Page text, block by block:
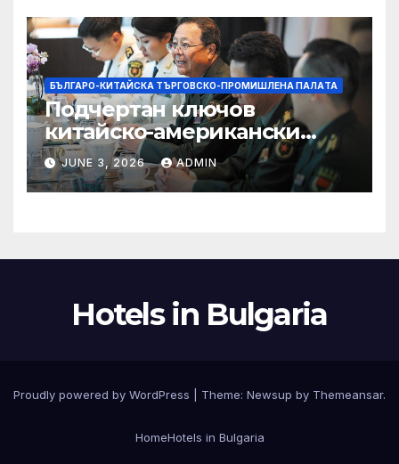
БЪЛГАРО-КИТАЙСКА ТЪРГОВСКО-ПРОМИШЛЕНА ПАЛAТА
Подчертан ключов
китайско-американски
консенсус –
Chinadaily.com.cn
JUNE 3, 2026 ADMIN
Hotels in Bulgaria
Proudly powered by WordPress Theme: Newsup by Themeansar.
HomeHotels in Bulgaria